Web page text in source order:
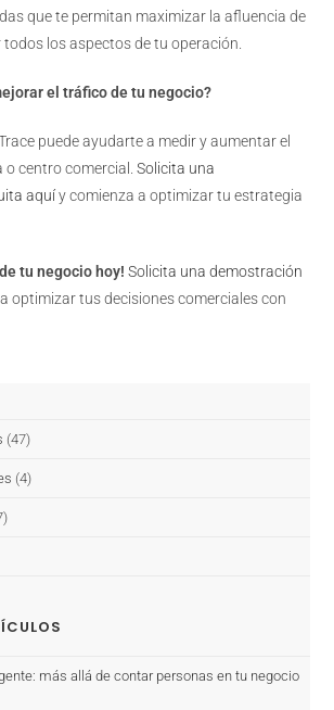
que te permitan maximizar la afluencia de
los aspectos de tu operación.
el tráfico de tu negocio?
puede ayudarte a medir y aumentar el
o centro comercial.Solicita una
aquíy comienza a optimizar tu estrategia
tu negocio hoy! Solicita una demostración
optimizar tus decisiones comerciales con
(47)
(4)
más allá de contar personas en tu negocio